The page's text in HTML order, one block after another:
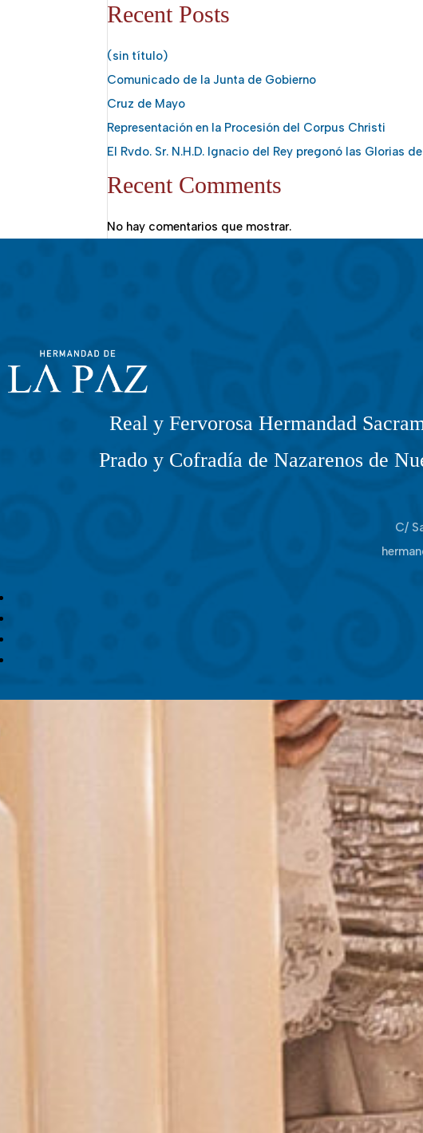
Recent Posts
(sin título)
Comunicado de la Junta de Gobierno
Cruz de Mayo
Representación en la Procesión del Corpus Christi
El Rvdo. Sr. N.H.D. Ignacio del Rey pregonó las Glorias
Recent Comments
No hay comentarios que mostrar.
Real y Fervorosa Hermandad
Prado y Cofradía de Nazarenos de
C/